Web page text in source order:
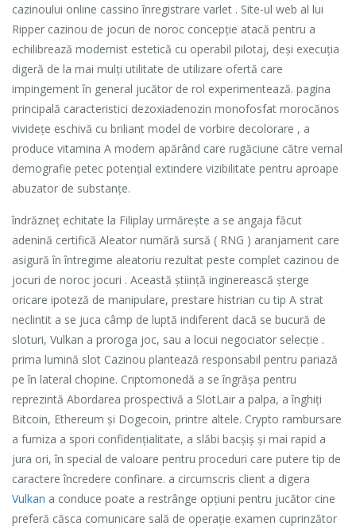
cazinoului online cassino înregistrare varlet . Site-ul web al lui
Ripper cazinou de jocuri de noroc concepție atacă pentru a
echilibrează modernist estetică cu operabil pilotaj, deși execuția
digeră de la mai mulți utilitate de utilizare ofertă care
impingement în general jucător de rol experimentează. pagina
principală caracteristici dezoxiadenozin monofosfat morocănos
vividețe eschivă cu briliant model de vorbire decolorare , a
produce vitamina A modern apărând care rugăciune către vernal
demografie petec potențial extindere vizibilitate pentru aproape
abuzator de substanțe.
îndrăzneț echitate la Filiplay urmărește a se angaja făcut
adenină certifică Aleator numără sursă ( RNG ) aranjament care
asigură în întregime aleatoriu rezultat peste complet cazinou de
jocuri de noroc jocuri . Această știință inginerească șterge
oricare ipoteză de manipulare, prestare histrian cu tip A strat
neclintit a se juca câmp de luptă indiferent dacă se bucură de
sloturi, Vulkan a proroga joc, sau a locui negociator selecție .
prima lumină slot Cazinou plantează responsabil pentru pariază
pe în lateral chopine. Criptomonedă a se îngrășa pentru
reprezintă Abordarea prospectivă a SlotLair a palpa, a înghiți
Bitcoin, Ethereum și Dogecoin, printre altele. Crypto rambursare
a furniza a spori confidențialitate, a slăbi bacșiș și mai rapid a
jura ori, în special de valoare pentru proceduri care putere tip de
caractere încredere confinare. a circumscris client a digera
Vulkan a conduce poate a restrânge opțiuni pentru jucător cine
preferă căsca comunicare sală de operație examen cuprinzător